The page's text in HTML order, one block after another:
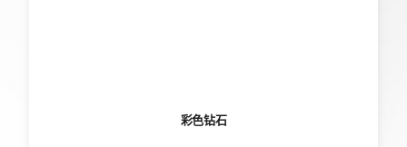
彩色钻石